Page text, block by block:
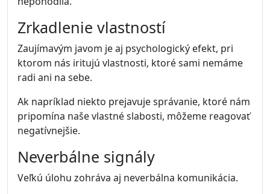
Zrkadlenie vlastností
Zaujímavým javom je aj psychologický efekt, pri
ktorom nás iritujú vlastnosti, ktoré sami nemáme
radi ani na sebe.
Ak napríklad niekto prejavuje správanie, ktoré nám
pripomína naše vlastné slabosti, môžeme reagovať
negatívnejšie.
Neverbálne signály
Veľkú úlohu zohráva aj neverbálna komunikácia.